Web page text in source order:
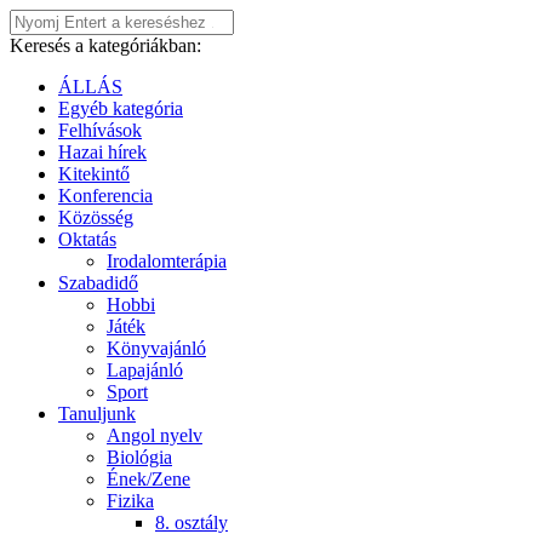
Keresés a kategóriákban:
ÁLLÁS
Egyéb kategória
Felhívások
Hazai hírek
Kitekintő
Konferencia
Közösség
Oktatás
Irodalomterápia
Szabadidő
Hobbi
Játék
Könyvajánló
Lapajánló
Sport
Tanuljunk
Angol nyelv
Biológia
Ének/Zene
Fizika
8. osztály